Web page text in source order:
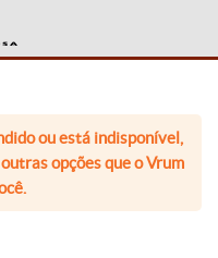
ou está indisponível,
opções que o Vrum